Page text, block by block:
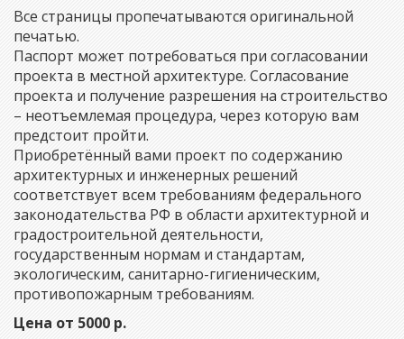
Все страницы пропечатываются оригинальной
печатью.
Паспорт может потребоваться при согласовании
проекта в местной архитектуре. Согласование
проекта и получение разрешения на строительство
– неотъемлемая процедура, через которую вам
предстоит пройти.
Приобретённый вами проект по содержанию
архитектурных и инженерных решений
соответствует всем требованиям федерального
законодательства РФ в области архитектурной и
градостроительной деятельности,
государственным нормам и стандартам,
экологическим, санитарно-гигиеническим,
противопожарным требованиям.
Цена от 5000 р.